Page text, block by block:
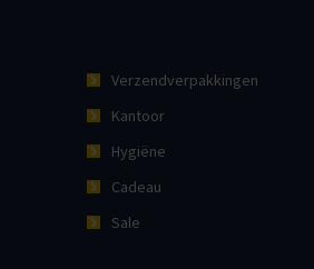
Verzendverpakkingen
Kantoor
Hygiëne
Cadeau
Sale